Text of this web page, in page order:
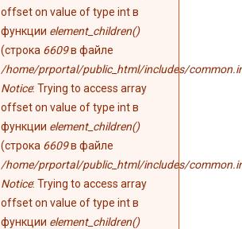
offset on value of type int в
функции element_children()
(строка 6609в файле
/home/prportal/public_html/includes/
Notice: Trying to access array
offset on value of type int в
функции element_children()
(строка 6609в файле
/home/prportal/public_html/includes/
Notice: Trying to access array
offset on value of type int в
функции element_children()